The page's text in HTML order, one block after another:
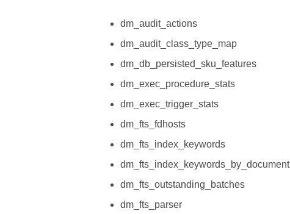
dm_audit_actions
dm_audit_class_type_map
dm_db_persisted_sku_features
dm_exec_procedure_stats
dm_exec_trigger_stats
dm_fts_fdhosts
dm_fts_index_keywords
dm_fts_index_keywords_by_document
dm_fts_outstanding_batches
dm_fts_parser